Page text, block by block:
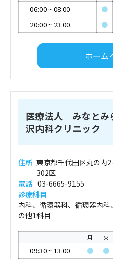
06:00~ 08:00 ●
20:00~ 23:00 ●
ホーム
医療法人 みなと
沢内科クリニック
住所 東京都千代田区丸の
302区
電話 03-6665-9155
診療科目
内科、循環器科、循環器内
の他1科目
月 火
09:30~ 13:00 ● ●